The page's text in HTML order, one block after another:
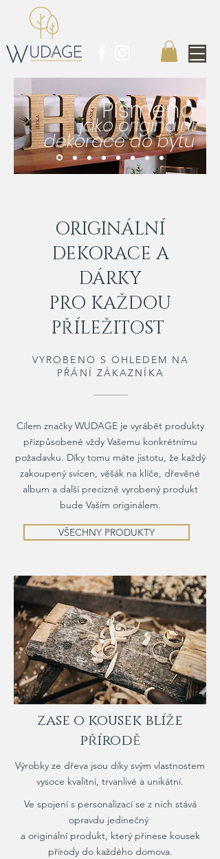
Písmeno
jako originální
dekorace do bytu
ORIGINÁLNÍ
DEKORACE A
DÁRKY
PRO KAŽDOU
PŘÍLEŽITOST
VYROBENO S OHLEDEM NA
PŘÁNÍ ZÁKAZNÍKA
Cílem značky WUDAGE je vyrábět produkty
přizpůsobené vždy Vašemu konkrétnímu
požadavku. Díky tomu máte jistotu, že každý
zakoupený svícen, věšák na klíče, dřevěné
album a další precizně vyrobený produkt
bude Vaším originálem.
VŠECHNY PRODUKTY
zase o kousek blíže
přírodě
Výrobky ze dřeva jsou díky svým vlastnostem
vysoce kvalitní, trvanlivé a unikátní.
Ve spojení s personalizací se z nich stává
opravdu jedinečný
a originální produkt, který přinese kousek
přírody do každého domova.